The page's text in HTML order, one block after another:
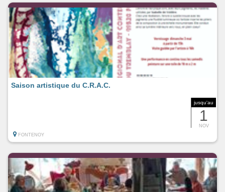
jusqu'au
1
NOV
Saison artistique du C.R.A.C.
FONTENOY